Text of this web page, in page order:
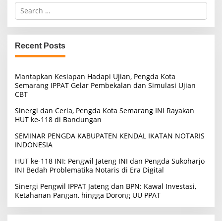
S
r
c
h
f
r
:
Recent Posts
Mantapkan Kesiapan Hadapi Ujian, Pengda Kota
Semarang IPPAT Gelar Pembekalan dan Simulasi Ujian
CBT
Sinergi dan Ceria, Pengda Kota Semarang INI Rayakan
HUT ke-118 di Bandungan
SEMINAR PENGDA KABUPATEN KENDAL IKATAN NOTARIS
INDONESIA
HUT ke-118 INI: Pengwil Jateng INI dan Pengda Sukoharjo
INI Bedah Problematika Notaris di Era Digital
Sinergi Pengwil IPPAT Jateng dan BPN: Kawal Investasi,
Ketahanan Pangan, hingga Dorong UU PPAT